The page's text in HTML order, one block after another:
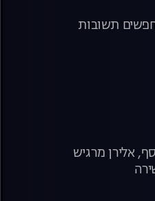
תשובות
אלירן מרגיש